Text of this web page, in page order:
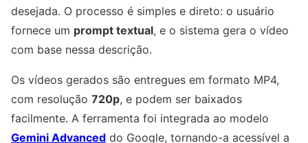
desejada. O processo é simples e direto: o usuário
fornece um prompt textual, e o sistema gera o vídeo
com base nessa descrição.
Os vídeos gerados são entregues em formato MP4,
com resolução 720p, e podem ser baixados
facilmente. A ferramenta foi integrada ao modelo
Gemini Advanced do Google, tornando-a acessível a